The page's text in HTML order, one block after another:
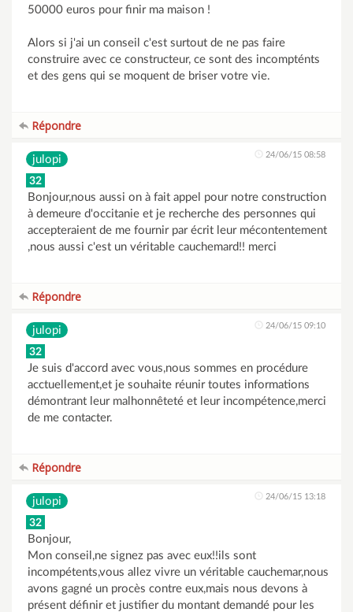
50000 euros pour finir ma maison !
Alors si j'ai un conseil c'est surtout de ne pas faire
construire avec ce constructeur, ce sont des incompténts
et des gens qui se moquent de briser votre vie.
Répondre
julopi 24/06/15 08:58
32
Bonjour,nous aussi on à fait appel pour notre construction
à demeure d'occitanie et je recherche des personnes qui
accepteraient de me fournir par écrit leur mécontentement
,nous aussi c'est un véritable cauchemard!! merci
Répondre
julopi 24/06/15 09:10
32
Je suis d'accord avec vous,nous sommes en procédure
acctuellement,et je souhaite réunir toutes informations
démontrant leur malhonnêteté et leur incompétence,merci
de me contacter.
Répondre
julopi 24/06/15 13:18
32
Bonjour,
Mon conseil,ne signez pas avec eux!!ils sont
incompétents,vous allez vivre un véritable cauchemar,nous
avons gagné un procès contre eux,mais nous devons à
présent définir et justifier du montant demandé pour les